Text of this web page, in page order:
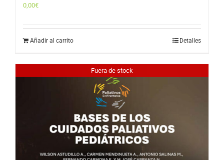
0,00€
Añadir al carrito Detalles
Fuera de stock